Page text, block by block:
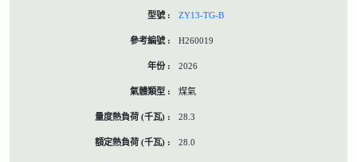
ZY13-TG-B
H260019
2026
煤氣
28.3
28.0